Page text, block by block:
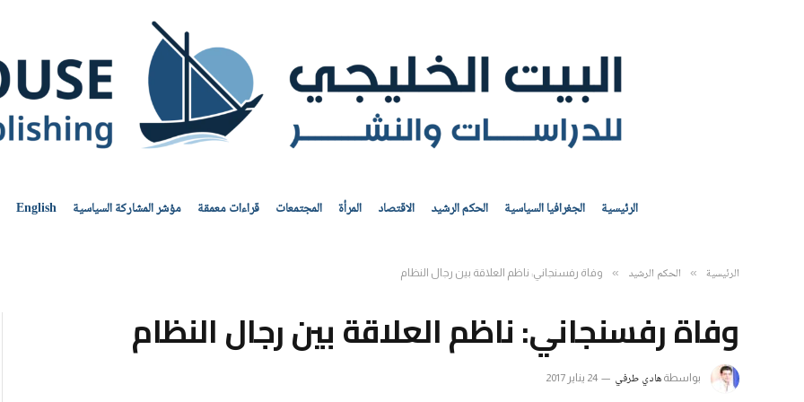
الرئيسية الجغرافيا السياسية الحكم الرشيد الاقتصاد المرأة المجتمعات قراءات معمقة مؤشر المشاركة السياسية English
الرئيسية » الحكم الرشيد » وفاة رفسنجاني: ناظم العلاقة بين رجال النظام
وفاة رفسنجاني: ناظم العلاقة بين رجال النظام
بواسطة هادي طرفي 24 يناير 2017